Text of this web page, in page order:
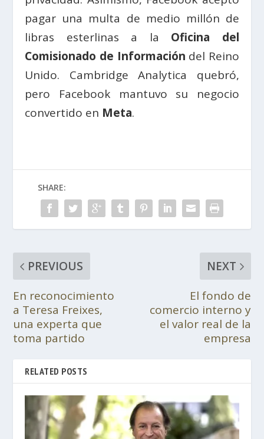
pagar una multa de medio millón de
libras esterlinas a la Oficina del
Comisionado de Información del Reino
Unido. Cambridge Analytica quebró,
pero Facebook mantuvo su negocio
convertido en Meta.
SHARE:
PREVIOUS
En reconocimiento
a Teresa Freixes,
una experta que
toma partido
NEXT
El fondo de
comercio interno y
el valor real de la
empresa
RELATED POSTS